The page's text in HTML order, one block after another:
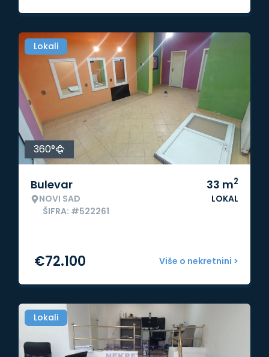
Lokali
360°
Bulevar
NOVI SAD
ŠIFRA: #522261
33 m2
LOKAL
Više o nekretnini >
€72.100
Lokali